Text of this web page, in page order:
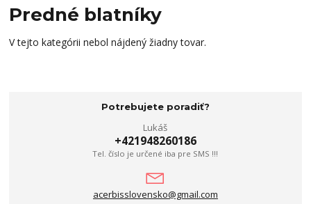
Predné blatníky
V tejto kategórii nebol nájdený žiadny tovar.
Potrebujete poradiť?
Lukáš
+421948260186
Tel. číslo je určené iba pre SMS !!!
acerbisslovensko@gmail.com